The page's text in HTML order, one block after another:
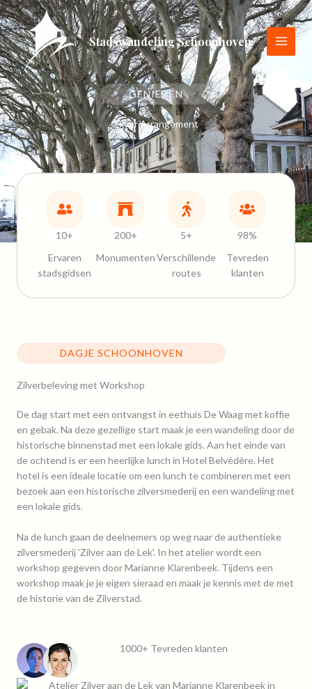
Ga
naar
de
inhoud
Stadswandeling Schoonhoven
GENIETEN
Zilver Arrangement
10+
Ervaren
stadsgidsen
200+
Monumenten
5+
Verschillende
routes
98%
Tevreden
klanten
DAGJE SCHOONHOVEN
Zilverbeleving met Workshop
De dag start met een ontvangst in eethuis De Waag met koffie
en gebak. Na deze gezellige start maak je een wandeling door de
historische binnenstad met een lokale gids. Aan het einde van
de ochtend is er een heerlijke lunch in Hotel Belvédère. Het
hotel is een ideale locatie om een lunch te combineren met een
bezoek aan een historische zilversmederij en een wandeling met
een lokale gids.
Na de lunch gaan de deelnemers op weg naar de authentieke
zilversmederij 'Zilver aan de Lek'. In het atelier wordt een
workshop gegeven door Marianne Klarenbeek. Tijdens een
workshop maak je je eigen sieraad en maak je kennis met de met
de historie van de Zilverstad.
1000+ Tevreden klanten